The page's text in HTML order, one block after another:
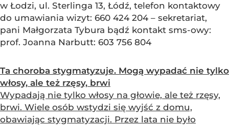
w Łodzi, ul. Sterlinga 13, Łódź, telefon kontaktowy
do umawiania wizyt: 660 424 204 – sekretariat,
pani Małgorzata Tybura bądź kontakt sms-owy:
prof. Joanna Narbutt: 603 756 804
Ta choroba stygmatyzuje. Mogą wypadać nie tylko
włosy, ale też rzęsy, brwi
Wypadają nie tylko włosy na głowie, ale też rzęsy,
brwi. Wiele osób wstydzi się wyjść z domu,
obawiając stygmatyzacji. Przez lata nie było